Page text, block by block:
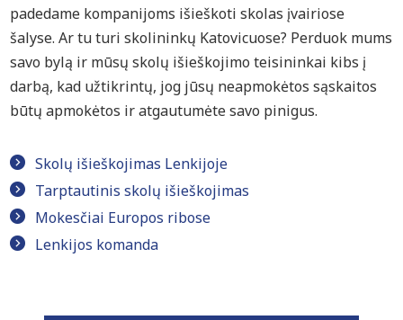
padedame kompanijoms išieškoti skolas įvairiose
šalyse. Ar tu turi skolininkų Katovicuose? Perduok mums
savo bylą ir mūsų skolų išieškojimo teisininkai kibs į
darbą, kad užtikrintų, jog jūsų neapmokėtos sąskaitos
būtų apmokėtos ir atgautumėte savo pinigus.
Skolų išieškojimas Lenkijoje
Tarptautinis skolų išieškojimas
Mokesčiai Europos ribose
Lenkijos komanda